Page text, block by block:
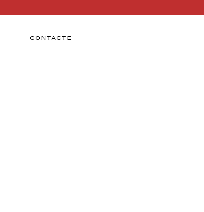
CONTACTE